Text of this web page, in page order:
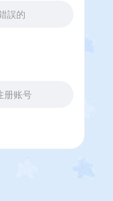
誤的
册账号